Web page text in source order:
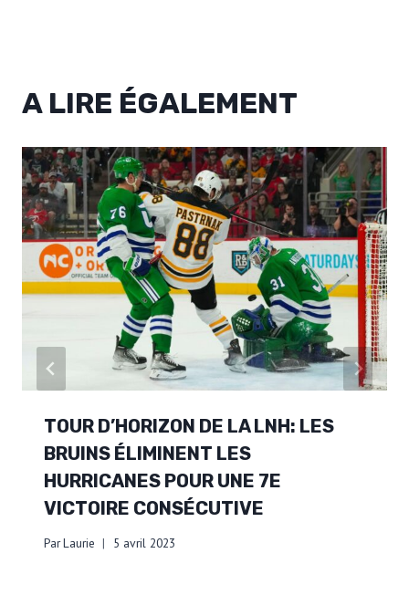
A LIRE ÉGALEMENT
TOUR D’HORIZON DE LA LNH: LES
BRUINS ÉLIMINENT LES
HURRICANES POUR UNE 7E
VICTOIRE CONSÉCUTIVE
ParLaurie 5 avril 2023